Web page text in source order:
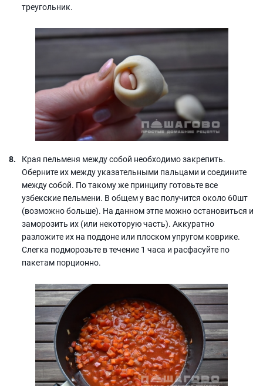
треугольник.
Края пельменя между собой необходимо закрепить.
Оберните их между указательными пальцами и соедините
между собой. По такому же принципу готовьте все
узбекские пельмени. В общем у вас получится около 60шт
(возможно больше). На данном этпе можно остановиться и
заморозить их (или некоторую часть). Аккуратно
разложите их на поддоне или плоском упругом коврике.
Слегка подморозьте в течение 1 часа и расфасуйте по
пакетам порционно.